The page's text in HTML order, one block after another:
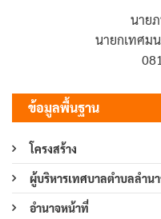
นาย
นายกเทศม
ข้อมูลพื้นฐาน
โครงสร้าง
ผู้บริหารเทศบาลตำบลลำน
อำนาจหน้าที่